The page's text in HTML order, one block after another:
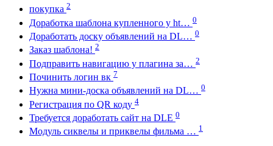
покупка 2
Доработка шаблона купленного у ht… 0
Доработать доску объявлений на DL… 0
Заказ шаблона! 2
Подправить навигацию у плагина за… 2
Починить логин вк 7
Нужна мини-доска объявлений на DL… 0
Регистрация по QR коду 4
Требуется доработать сайт на DLE 0
Модуль сиквелы и приквелы фильма … 1